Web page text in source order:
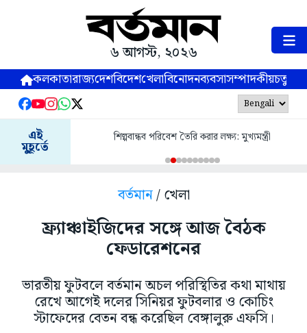
৬ আগস্ট, ২০২৬
কলকাতারাজ্যদেশবিদেশখেলাবিনোদনব্যবসাসম্পাদকীয়
এই
মুহূর্তে
শিল্পবান্ধব পরিবেশ তৈরি করার লক্ষ্য: মুখ্যমন্ত্রী
বর্তমান/ খেলা
ফ্র্যাঞ্চাইজিদের সঙ্গে আজ বৈঠক
ফেডারেশনের
ভারতীয় ফুটবলে বর্তমান অচল পরিস্থিতির কথা মাথায়
রেখে আগেই দলের সিনিয়র ফুটবলার ও কোচিং
স্টাফেদের বেতন বন্ধ করেছিল বেঙ্গালুরু এফসি।